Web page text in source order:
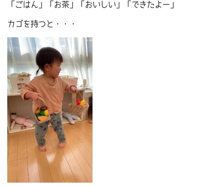
「ごはん」「お茶」「おいしい」「できたよー」
カゴを持つと・・・